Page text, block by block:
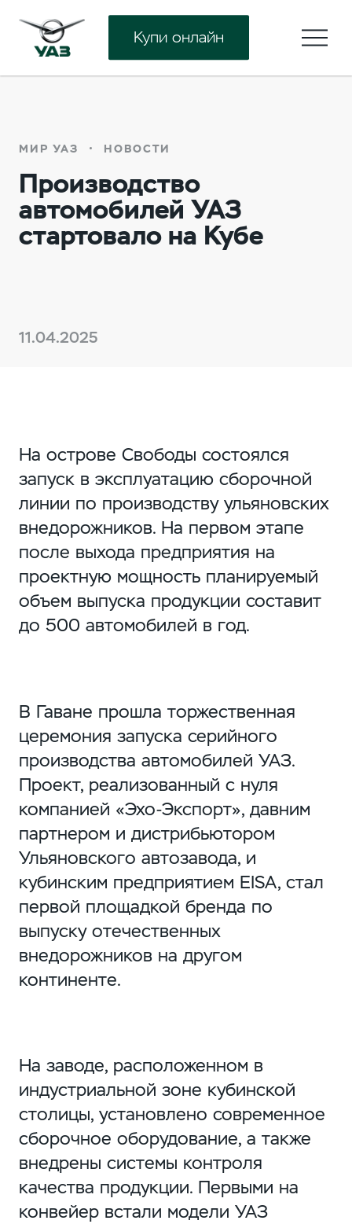
Купи онлайн
МИР УАЗ НОВОСТИ
Производство
автомобилей УАЗ
стартовало на Кубе
11.04.2025
На острове Свободы состоялся
запуск в эксплуатацию сборочной
линии по производству ульяновских
внедорожников. На первом этапе
после выхода предприятия на
проектную мощность планируемый
объем выпуска продукции составит
до 500 автомобилей в год.
В Гаване прошла торжественная
церемония запуска серийного
производства автомобилей УАЗ.
Проект, реализованный с нуля
компанией «Эхо-Экспорт», давним
партнером и дистрибьютором
Ульяновского автозавода, и
кубинским предприятием EISA, стал
первой площадкой бренда по
выпуску отечественных
внедорожников на другом
континенте.
На заводе, расположенном в
индустриальной зоне кубинской
столицы, установлено современное
сборочное оборудование, а также
внедрены системы контроля
качества продукции. Первыми на
конвейер встали модели УАЗ